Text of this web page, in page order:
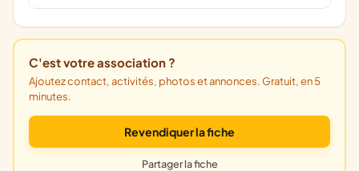
C'est votre association ?
Ajoutez contact, activités, photos et annonces. Gratuit, en 5
minutes.
Revendiquer la fiche
Partager la fiche